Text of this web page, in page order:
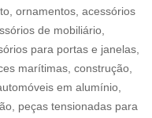
ornamentos, acessórios
de mobiliário,
para portas e janelas,
marítimas, construção,
em alumínio,
peças tensionadas para